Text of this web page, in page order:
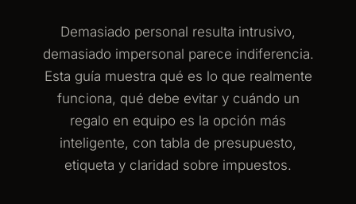
Demasiado personal resulta intrusivo,
demasiado impersonal parece indiferencia.
Esta guía muestra qué es lo que realmente
funciona, qué debe evitar y cuándo un
regalo en equipo es la opción más
inteligente, con tabla de presupuesto,
etiqueta y claridad sobre impuestos.